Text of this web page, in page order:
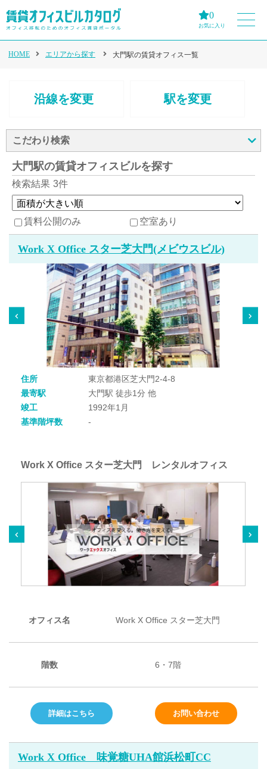
0
お気に入り
HOME エリアから探す 大門駅の賃貸オフィス一覧
沿線を変更 駅を変更
こだわり検索
大門駅の賃貸オフィスビルを探す
検索結果 3件
賃料公開のみ 空室あり
Work X Office スター芝大門(メビウスビル)
住所
東京都港区芝大門2-4-8
最寄駅
大門駅 徒歩1分 他
竣工
1992年1月
基準階坪数
-
Work X Office スター芝大門 レンタルオフィス
オフィス名 Work X Office スター芝大門
階数 6・7階
詳細はこちら お問い合わせ
Work X Office 味覚糖UHA館浜松町CC